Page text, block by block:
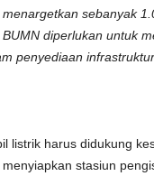
sebanyak
diperlukan untuk
penyediaan
listrik harus didukung
stasiun